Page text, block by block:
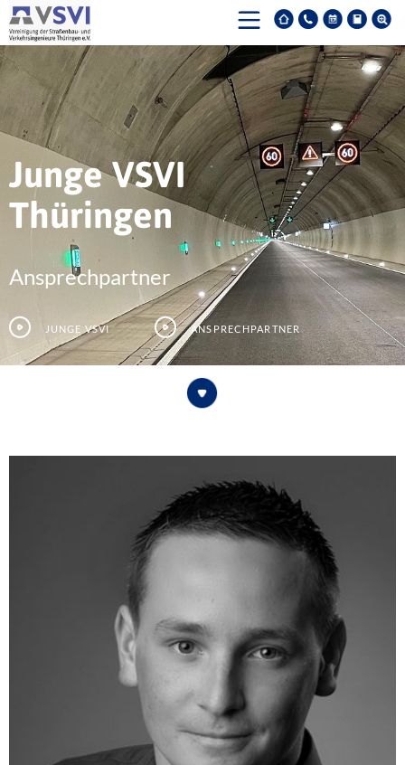
Junge VSVI
Thüringen
Ansprechpartner
Junge VSVI Ansprechpartner